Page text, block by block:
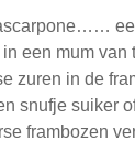
een mum
zuren in de
snufje suiker
frambozen